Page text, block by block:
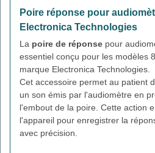
Poire réponse pour
Electronica Technologies
La poire de réponse pour
essentiel conçu pour les modèles
marque Electronica Technologies.
Cet accessoire permet au patient
un son émis par l'audiomètre en
l'embout de la poire. Cette action
l'appareil pour enregistrer la
avec précision.